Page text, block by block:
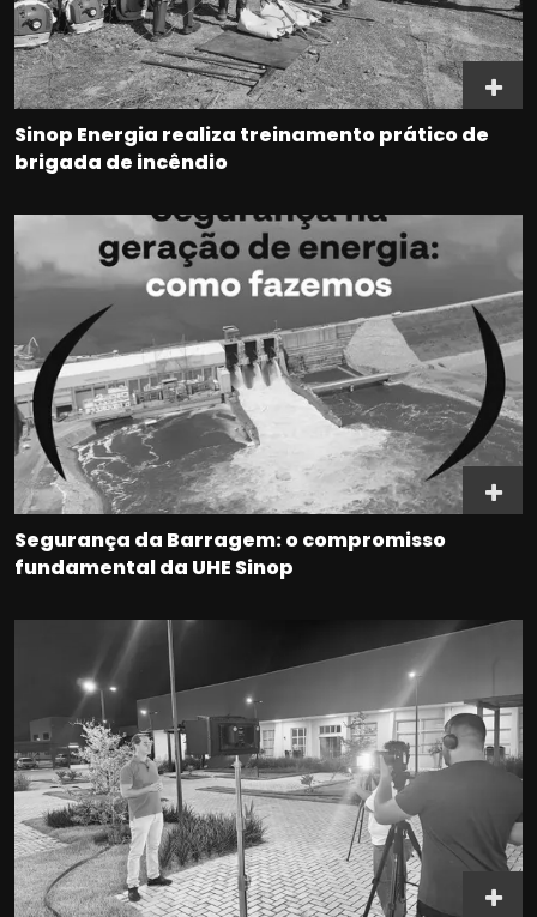
Sinop Energia realiza treinamento prático de
brigada de incêndio
Segurança da Barragem: o compromisso
fundamental da UHE Sinop